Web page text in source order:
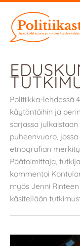
sisältöön
Politiikka-lehdessä
käytäntöihin ja
sarjassa
puheenvuoro,
etnografian
Päätoimittaja,
kommentoi
myös Jenni
käsitellään